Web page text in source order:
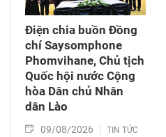
Điện chia buồn Đồng
chí Saysomphone
Phomvihane, Chủ tịch
Quốc hội nước Cộng
hòa Dân chủ Nhân
dân Lào
09/08/2026 TIN TỨC